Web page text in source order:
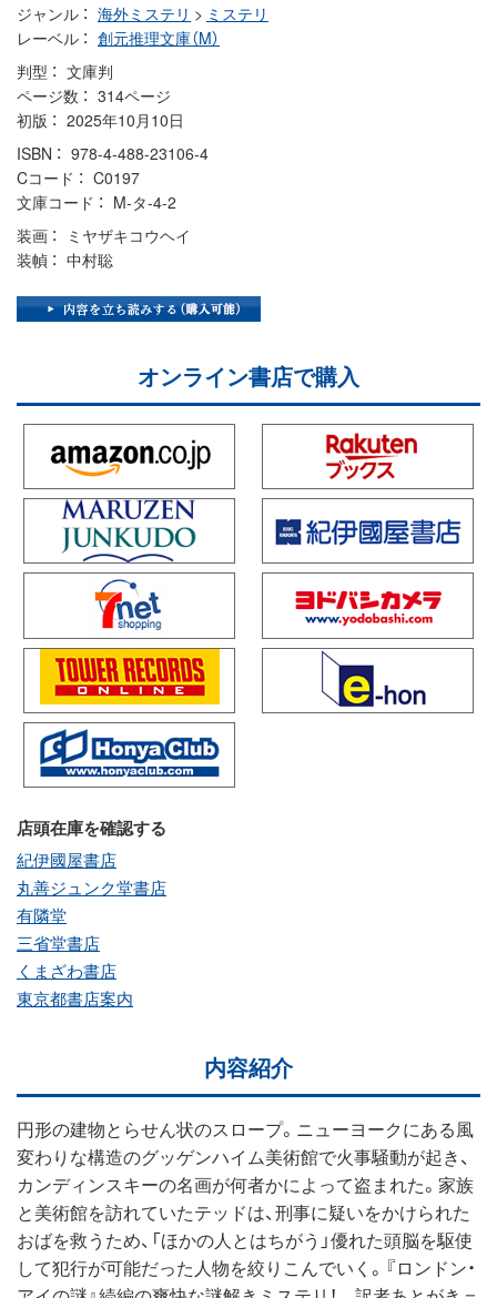
ジャンル
海外ミステリ > ミステリ
レーベル
創元推理文庫（M）
判型
文庫判
ページ数
314ページ
初版
2025年10月10日
ISBN
978-4-488-23106-4
Cコード
C0197
文庫コード
M-タ-4-2
装画
ミヤザキコウヘイ
装幀
中村聡
オンライン書店で購入
店頭在庫を確認する
紀伊國屋書店
丸善ジュンク堂書店
有隣堂
三省堂書店
くまざわ書店
東京都書店案内
内容紹介
円形の建物とらせん状のスロープ。ニューヨークにある風
変わりな構造のグッゲンハイム美術館で火事騒動が起き、
カンディンスキーの名画が何者かによって盗まれた。家族
と美術館を訪れていたテッドは、刑事に疑いをかけられた
おばを救うため、「ほかの人とはちがう」優れた頭脳を駆使
して犯行が可能だった人物を絞りこんでいく。『ロンドン・